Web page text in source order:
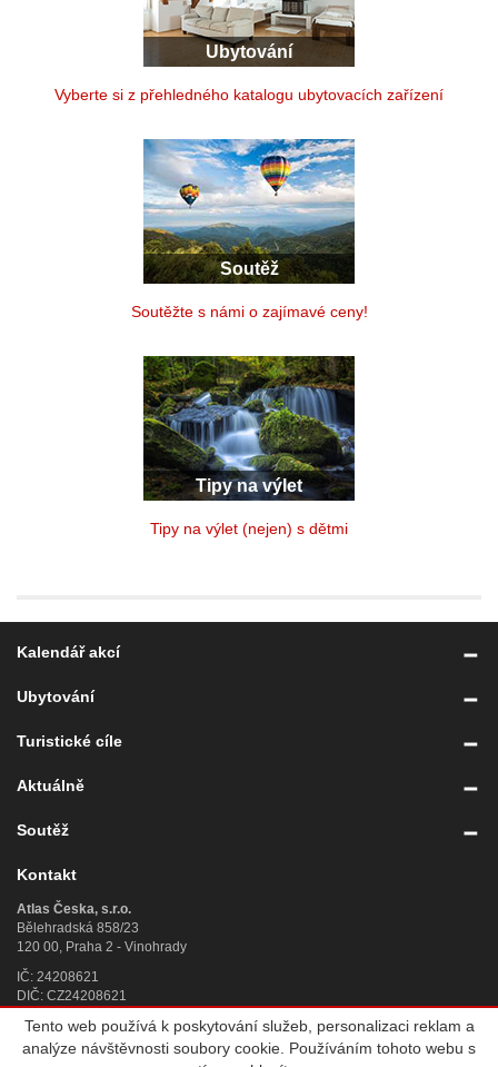
Ubytování
Vyberte si z přehledného katalogu ubytovacích zařízení
Soutěž
Soutěžte s námi o zajímavé ceny!
Tipy na výlet
Tipy na výlet (nejen) s dětmi
Kalendář akcí
Ubytování
Turistické cíle
Aktuálně
Soutěž
Kontakt
Atlas Česka, s.r.o.
Bělehradská 858/23
120 00, Praha 2 - Vinohrady
IČ: 24208621
DIČ: CZ24208621
Úplný kontakt »
Tento web používá k poskytování služeb, personalizaci reklam a
analýze návštěvnosti soubory cookie. Používáním tohoto webu s